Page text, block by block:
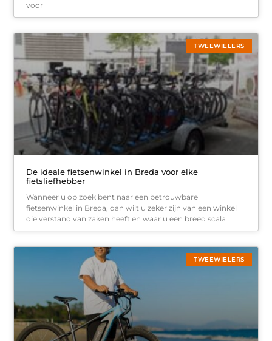
voor
TWEEWIELERS
De ideale fietsenwinkel in Breda voor elke
fietsliefhebber
Wanneer u op zoek bent naar een betrouwbare
fietsenwinkel in Breda, dan wilt u zeker zijn van een winkel
die verstand van zaken heeft en waar u een breed scala
TWEEWIELERS